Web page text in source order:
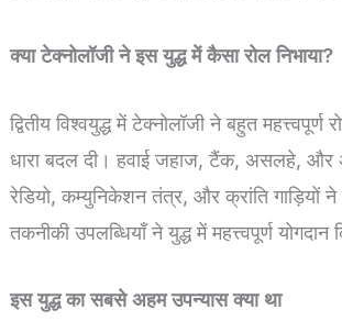
क्या टेक्नोलॉजी ने इस युद्ध में कैसा रोल निभाया?
द्वितीय विश्वयुद्ध में टेक्नोलॉजी ने बहुत
धारा बदल दी। हवाई जहाज, टैंक, असलहे, और
रेडियो, कम्युनिकेशन तंत्र, और क्रांति गाड़ियों
तकनीकी उपलब्धियाँ ने युद्ध में महत्त्वपूर्ण
इस युद्ध का सबसे अहम उपन्यास क्या था